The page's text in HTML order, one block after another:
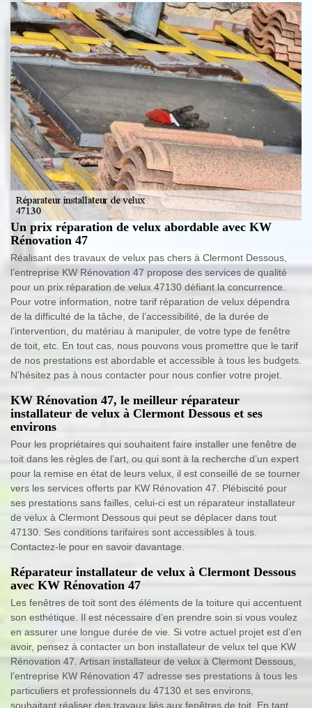
Un prix réparation de velux abordable avec KW
Rénovation 47
Réalisant des travaux de velux pas chers à Clermont Dessous,
l’entreprise KW Rénovation 47 propose des services de qualité
pour un prix réparation de velux 47130 défiant la concurrence.
Pour votre information, notre tarif réparation de velux dépendra
de la difficulté de la tâche, de l’accessibilité, de la durée de
l’intervention, du matériau à manipuler, de votre type de fenêtre
de toit, etc. En tout cas, nous pouvons vous promettre que le tarif
de nos prestations est abordable et accessible à tous les budgets.
N’hésitez pas à nous contacter pour nous confier votre projet.
KW Rénovation 47, le meilleur réparateur
installateur de velux à Clermont Dessous et ses
environs
Pour les propriétaires qui souhaitent faire installer une fenêtre de
toit dans les règles de l’art, ou qui sont à la recherche d’un expert
pour la remise en état de leurs velux, il est conseillé de se tourner
vers les services offerts par KW Rénovation 47. Plébiscité pour
ses prestations sans failles, celui-ci est un réparateur installateur
de velux à Clermont Dessous qui peut se déplacer dans tout
47130. Ses conditions tarifaires sont accessibles à tous.
Contactez-le pour en savoir davantage.
Réparateur installateur de velux à Clermont Dessous
avec KW Rénovation 47
Les fenêtres de toit sont des éléments de la toiture qui accentuent
son esthétique. Il est nécessaire d’en prendre soin si vous voulez
en assurer une longue durée de vie. Si votre actuel projet est d’en
avoir, pensez à contacter un bon installateur de velux tel que KW
Rénovation 47. Artisan installateur de velux à Clermont Dessous,
l’entreprise KW Rénovation 47 adresse ses prestations à tous les
particuliers et professionnels du 47130 et ses environs,
souhaitant réaliser des travaux liés aux fenêtres de toit. En tant